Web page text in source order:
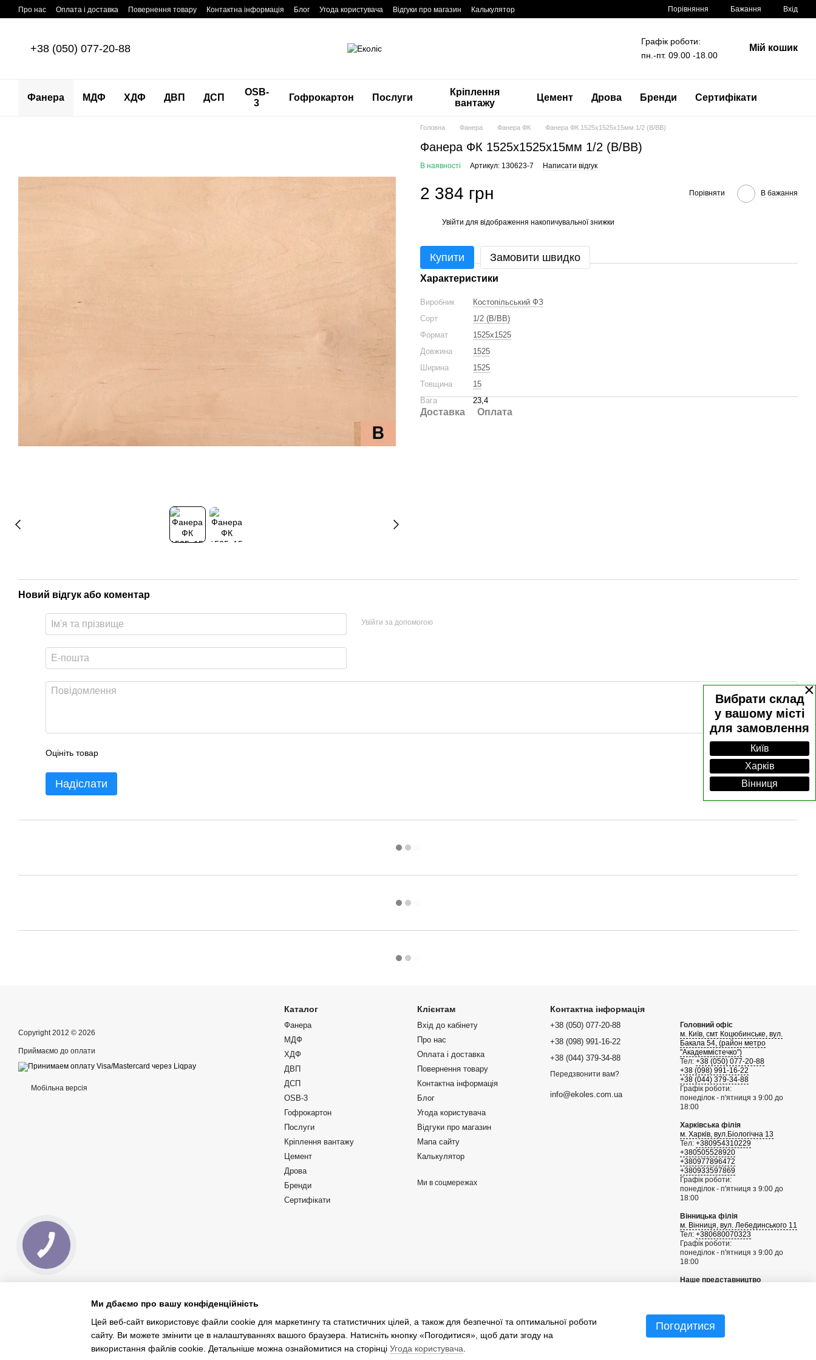
Перейти до основного контенту
×
Вибрати склад
у вашому місті
для замовлення
Київ
Харків
Вінниця
Про нас Оплата і доставка Повернення товару Контактна інформація Блог Угода користувача Відгуки про магазин Калькулятор Порівняння Бажання Вхід
+38 (050) 077-20-88
Графік роботи:
пн.-пт. 09.00 -18.00
Мій кошик
Фанера МДФ ХДФ ДВП ДСП
OSB-
3
Гофрокартон Послуги
Кріплення
вантажу
Цемент Дрова Бренди Сертифікати
Головна Фанера Фанера ФК Фанера ФК 1525x1525x15мм 1/2 (B/BB)
Фанера ФК 1525x1525x15мм 1/2 (B/BB)
В наявності Артикул: 130623-7 Написати відгук
2 384 грн Порівняти В бажання
Увійти для відображення накопичувальної знижки
Купити Замовити швидко
Характеристики
Виробник
Костопільський ФЗ
Сорт
1/2 (B/BB)
Формат
1525x1525
Довжина
1525
Ширина
1525
Товщина
15
Вага
23,4
Доставка Оплата
Новий відгук або коментар
Увійти за допомогою
Оцініть товар
Надіслати
Copyright 2012 © 2026
Приймаємо до оплати
Мобільна версія
Каталог
Фанера
МДФ
ХДФ
ДВП
ДСП
OSB-3
Гофрокартон
Послуги
Кріплення вантажу
Цемент
Дрова
Бренди
Сертифікати
Клієнтам
Вхід до кабінету
Про нас
Оплата і доставка
Повернення товару
Контактна інформація
Блог
Угода користувача
Відгуки про магазин
Мапа сайту
Калькулятор
Ми в соцмережах
Контактна інформація
+38 (050) 077-20-88
+38 (098) 991-16-22
+38 (044) 379-34-88
Передзвонити вам?
info@ekoles.com.ua
Головний офіс
м. Київ, смт Коцюбинське, вул.
Бакала 54, (район метро
"Академмістечко")
Тел: +38 (050) 077-20-88
+38 (098) 991-16-22
+38 (044) 379-34-88
Графік роботи:
понеділок - п'ятниця з 9:00 до
18:00
Харківська філія
м. Харків, вул.Біологічна 13
Тел: +380954310229
+380505528920
+380977896472
+380933597869
Графік роботи:
понеділок - п'ятниця з 9:00 до
18:00
Вінницька філія
м. Вінниця, вул. Лебединського 11
Тел: +380680070323
Графік роботи:
понеділок - п'ятниця з 9:00 до
18:00
Наше представництво
info@sgknordic.com
Мапа проїзду
Ми дбаємо про вашу конфіденційність
Цей веб-сайт використовує файли cookie для маркетингу та статистичних цілей, а також для безпечної та оптимальної роботи
сайту. Ви можете змінити це в налаштуваннях вашого браузера. Натисніть кнопку «Погодитися», щоб дати згоду на
використання файлів cookie. Детальніше можна ознайомитися на сторінці Угода користувача
Погодитися